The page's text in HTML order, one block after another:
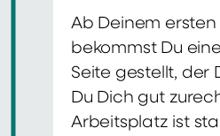
Ab Deinem
bekommst Du
Seite gestellt, der
Du Dich gut
Arbeitsplatz ist